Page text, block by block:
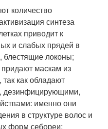
количество
синтеза
приводит к
и слабых прядей в
блестящие локоны;
маскам из
как обладают
дезинфицирующими,
именно они
в структуре волос и
форм себореи;